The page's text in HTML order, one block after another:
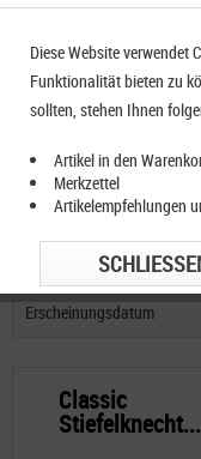
FILTERN
Classic
Stiefelknecht...
Diese Website verwendet
Funktionalität bieten zu
sollten, stehen Ihnen
Artikel in den
Merkzettel
Artikelempfehlungen
SCHLIESSEN